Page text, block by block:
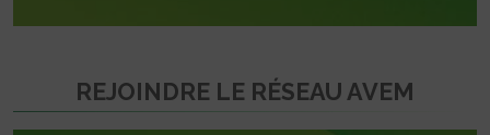
REJOINDRE LE RÉSEAU AVEM